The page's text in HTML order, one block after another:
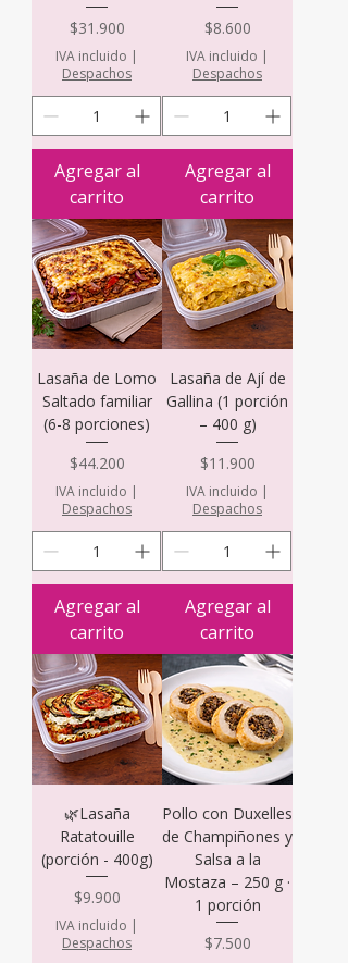
Precio
$31.900
IVA incluido |
Despachos
Agregar al
carrito
Precio
$8.600
IVA incluido |
Despachos
Agregar al
carrito
Lasaña de Lomo
Saltado familiar
(6-8 porciones)
Precio
$44.200
IVA incluido |
Despachos
Agregar al
carrito
Lasaña de Ají de
Gallina (1 porción
– 400 g)
Precio
$11.900
IVA incluido |
Despachos
Agregar al
carrito
🌿Lasaña
Ratatouille
(porción - 400g)
Precio
$9.900
IVA incluido |
Despachos
Pollo con Duxelles
de Champiñones y
Salsa a la
Mostaza – 250 g ·
1 porción
Precio
$7.500